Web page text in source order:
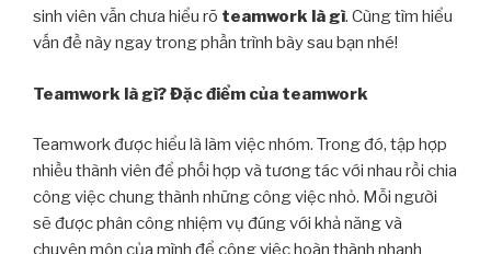
sinh viên vẫn chưa hiểu rõ teamwork là gì. Cùng tìm hiểu
vấn đề này ngay trong phần trình bày sau bạn nhé!
Teamwork là gì? Đặc điểm của teamwork
Teamwork được hiểu là làm việc nhóm. Trong đó, tập hợp
nhiều thành viên để phối hợp và tương tác với nhau rồi chia
công việc chung thành những công việc nhỏ. Mỗi người
sẽ được phân công nhiệm vụ đúng với khả năng và
chuyên môn của mình để công việc hoàn thành nhanh